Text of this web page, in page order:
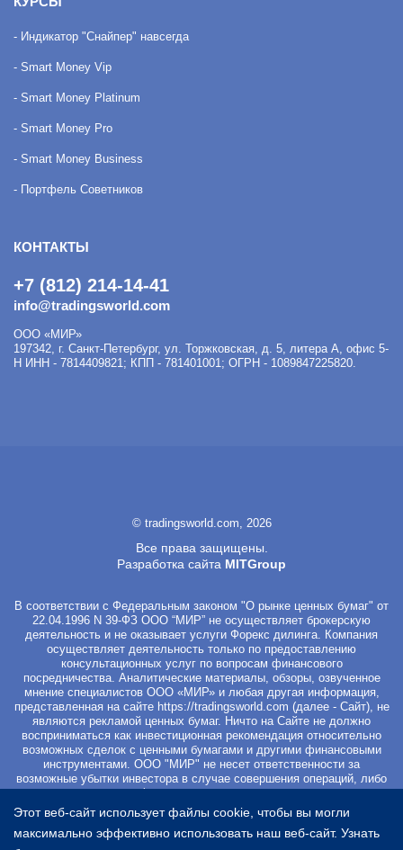
- Индикатор "Снайпер" навсегда
- Smart Money Vip
- Smart Money Platinum
- Smart Money Pro
- Smart Money Business
- Портфель Советников
КОНТАКТЫ
+7 (812) 214-14-41
info@tradingsworld.com
ООО «МИР»
197342, г. Санкт-Петербург, ул. Торжковская, д. 5, литера А, офис 5-
Н ИНН - 7814409821; КПП - 781401001; ОГРН - 1089847225820.
© tradingsworld.com, 2026
Все права защищены.
Разработка сайта MITGroup
В соответствии с Федеральным законом "О рынке ценных бумаг" от
22.04.1996 N 39-ФЗ ООО “МИР” не осуществляет брокерскую
деятельность и не оказывает услуги Форекс дилинга. Компания
осуществляет деятельность только по предоставлению
консультационных услуг по вопросам финансового
посредничества. Аналитические материалы, обзоры, озвученное
мнение специалистов ООО «МИР» и любая другая информация,
представленная на сайте https://tradingsworld.com (далее - Сайт), не
являются рекламой ценных бумаг. Ничто на Сайте не должно
восприниматься как инвестиционная рекомендация относительно
возможных сделок с ценными бумагами и другими финансовыми
инструментами. ООО "МИР" не несет ответственности за
возможные убытки инвестора в случае совершения операций, либо
инвестирования в финансовые инструменты, упомянутые в
материалах Сайта. Вы не должны начинать работу с
инвестиционными продуктами, если не готовы к риску частичной и/
или полной потери всех средств, которые вы вложили. Перед
Этот веб-сайт использует файлы cookie, чтобы вы могли
максимально эффективно использовать наш веб-сайт. Узнать